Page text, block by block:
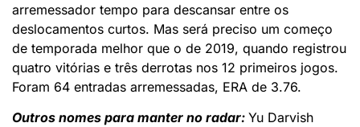
arremessador tempo para descansar entre os
deslocamentos curtos. Mas será preciso um começo
de temporada melhor que o de 2019, quando registrou
quatro vitórias e três derrotas nos 12 primeiros jogos.
Foram 64 entradas arremessadas, ERA de 3.76.
Outros nomes para manter no radar: Yu Darvish